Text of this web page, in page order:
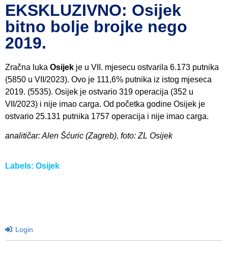
EKSKLUZIVNO: Osijek
bitno bolje brojke nego
2019.
Zračna luka Osijek je u VII. mjesecu ostvarila 6.173 putnika
(5850 u VII/2023). Ovo je 111,6% putnika iz istog mjeseca
2019. (5535). Osijek je ostvario 319 operacija (352 u
VII/2023) i nije imao carga. Od početka godine Osijek je
ostvario 25.131 putnika 1757 operacija i nije imao carga.
analitičar: Alen Šćuric (Zagreb), foto: ZL Osijek
Labels: Osijek
Login